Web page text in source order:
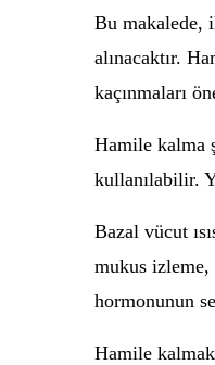
Bu makalede,
alınacaktır.
kaçınmaları
Hamile kalma
kullanılabilir.
Bazal vücut
mukus izleme,
hormonunun
Hamile